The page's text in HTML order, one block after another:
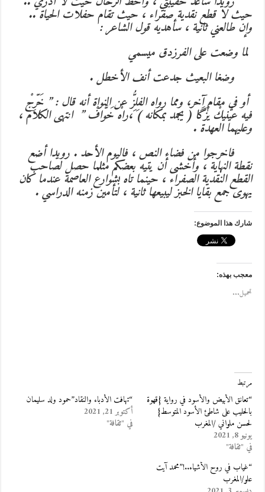
حيث لا قطع نقدية صفراء ، حيث تقام حفلات الحياة ..
وإن طالعني ثانية ، سأهديه قول الشاعر :
لما وضعت على الفرزدق ميسمي
وضغا البعيث جدعت أنف الأخطل .
أو في مقام آخر، ومما رواه الفِلِزُّ عن النواة أنه قال : ” خَرِّجْ
فيه عيْنيكْ يزْگَا ( يجمد بمكانه ) ،راهْ خَوَّافْ ” انتهى الكلام ،
وعليهما العهدة .
فاخرجوا من فضاء النص ، فاليوم الأحد . رويدا أضع
نقطة النهاية ، وأخشى أن يتيه بعضكم مثلما حصل لصاحب
القطع النقدية الصفراء ، حينما تاه بشوارع العاصمة عندما كان
يهوى جمع بقايا الخبز ليبيعها ثانية ، لتأمين زمنه الدراسي .
شارك هذا الموضوع:
معجب بهذه:
تحميل...
مرتبط
“تعانق الأبيض والأسود في رواية {قهوة
بالحليب على شاطئ الأسود المتوسط}
لحسن ملواني /المغرب
يونيو 8, 2021
في "ثقافة"
“تهافت الأدباء والنقاد”حمود ولد سليمان
أكتوبر 21, 2021
في "ثقافة"
“غياب في روح الأشياء..!”محمد آيت
علو/المغرب